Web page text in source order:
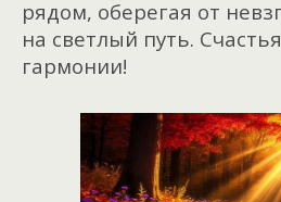
рядом, оберегая от
на светлый путь.
гармонии!